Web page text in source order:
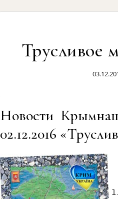
Трусливое
Новости
02.12.2016